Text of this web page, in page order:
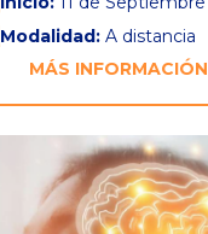
Modalidad: A distancia
MÁS INFORMACIÓN